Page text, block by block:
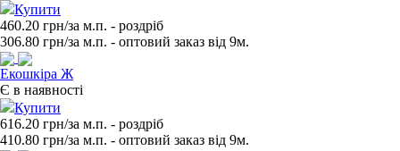
Купити
460.20 грн/за м.п. - роздрiб
306.80 грн/за м.п. - оптовий заказ вiд 9м.
Екошкіра Ж
Є в наявності
Купити
616.20 грн/за м.п. - роздрiб
410.80 грн/за м.п. - оптовий заказ вiд 9м.